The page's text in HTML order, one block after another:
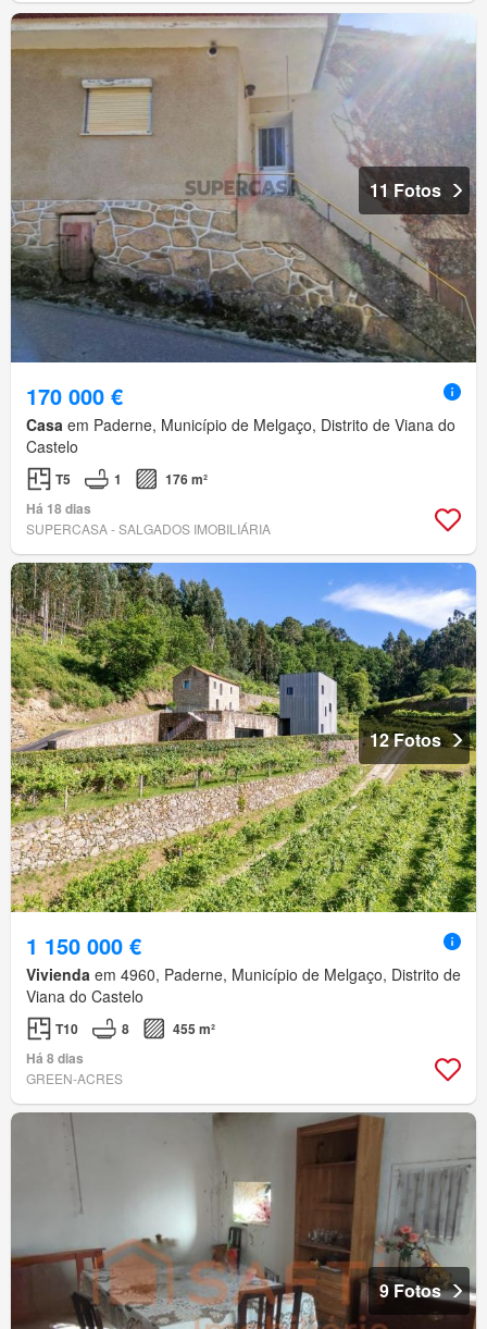
11 Fotos
170 000 €
Casa em Paderne, Município de Melgaço, Distrito de Viana do
Castelo
T5 1
176 m²
Há 18 dias
SUPERCASA - SALGADOS IMOBILIÁRIA
12 Fotos
1 150 000 €
Vivienda em 4960, Paderne, Município de Melgaço, Distrito de
Viana do Castelo
T10 8
455 m²
Há 8 dias
GREEN-ACRES
9 Fotos